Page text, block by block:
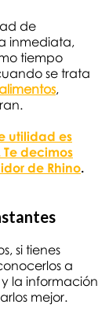
de
inmediata,
tiempo
se trata
,
utilidad es
decimos
de Rhino.
si tienes
a
la información
mejor.